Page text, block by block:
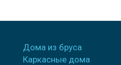
Дома из бруса
Каркасные дома